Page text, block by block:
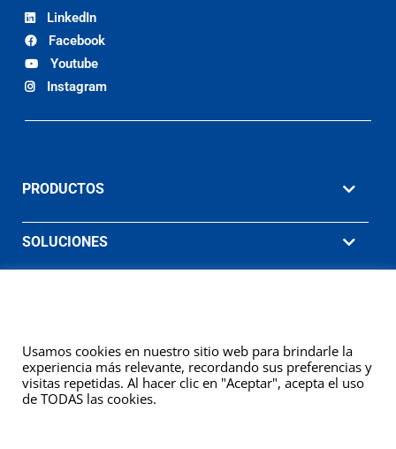
LinkedIn
Facebook
Youtube
Instagram
PRODUCTOS
SOLUCIONES
EMPRESA
Usamos cookies en nuestro sitio web para brindarle la
experiencia más relevante, recordando sus preferencias y
visitas repetidas. Al hacer clic en "Aceptar", acepta el uso
de TODAS las cookies.